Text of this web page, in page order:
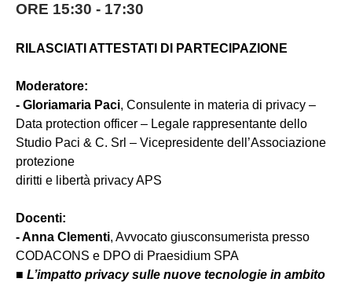
ORE 15:30 - 17:30
RILASCIATI ATTESTATI DI PARTECIPAZIONE
Moderatore:
- Gloriamaria Paci, Consulente in materia di privacy –
Data protection officer – Legale rappresentante dello
Studio Paci & C. Srl – Vicepresidente dell’Associazione
protezione
diritti e libertà privacy APS
Docenti:
- Anna Clementi, Avvocato giusconsumerista presso
CODACONS e DPO di Praesidium SPA
■ L’impatto privacy sulle nuove tecnologie in ambito